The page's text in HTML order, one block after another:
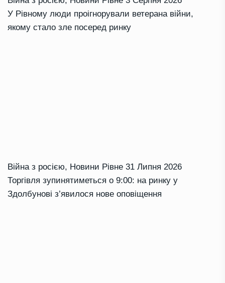
У Рівному люди проігнорували ветерана війни,
якому стало зле посеред ринку
Війна з росією, Новини Рівне 31 Липня 2026
Торгівля зупинятиметься о 9:00: на ринку у
Здолбунові з’явилося нове оповіщення